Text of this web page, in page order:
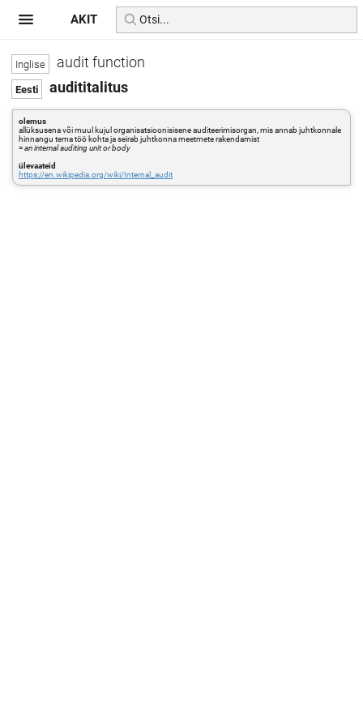
audit function
audititalitus
olemus
allüksusena või muul kujul organisatsioonisisene auditeerimisorgan, mis annab juhtkonnale
hinnangu tema töö kohta ja seirab juhtkonna meetmete rakendamist
=an internal auditing unit or body
ülevaateid
https://en.wikipedia.org/wiki/Internal_audit
AKIT